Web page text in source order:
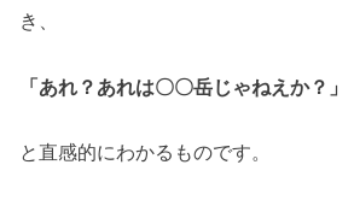
き、
「あれ？あれは〇〇岳じゃねえか？」
と直感的にわかるものです。